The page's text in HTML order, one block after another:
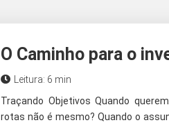
O Caminho para o
Leitura: 6 min
Traçando Objetivos Quando
rotas não é mesmo? Quando o